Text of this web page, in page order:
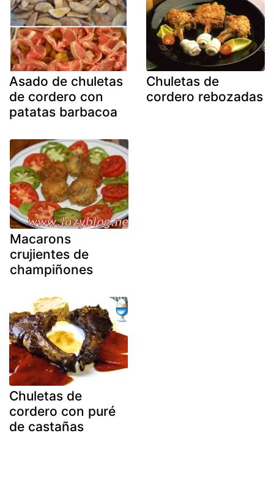
Asado de chuletas
de cordero con
patatas barbacoa
Chuletas de
cordero rebozadas
Macarons
crujientes de
champiñones
Chuletas de
cordero con puré
de castañas